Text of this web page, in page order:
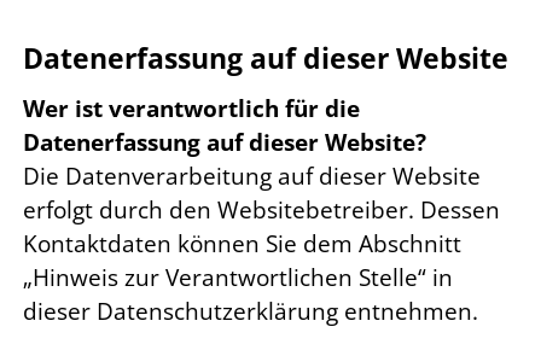
Datenerfassung auf dieser Website
Wer ist verantwortlich für die
Datenerfassung auf dieser Website?
Die Datenverarbeitung auf dieser Website
erfolgt durch den Websitebetreiber. Dessen
Kontaktdaten können Sie dem Abschnitt
„Hinweis zur Verantwortlichen Stelle“ in
dieser Datenschutzerklärung entnehmen.